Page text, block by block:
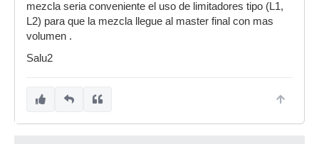
mezcla seria conveniente el uso de limitadores tipo (L1,
L2) para que la mezcla llegue al master final con mas
volumen .
Salu2